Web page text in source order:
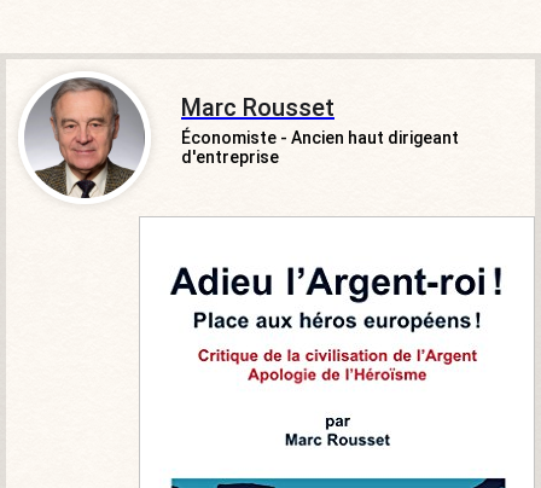
Marc Rousset
Économiste - Ancien haut dirigeant
d'entreprise